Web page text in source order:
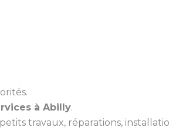
à Abilly.
travaux, réparations,